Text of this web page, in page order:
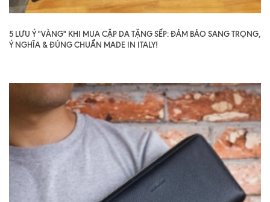
5 LƯU Ý "VÀNG" KHI MUA CẶP DA TẶNG SẾP: ĐẢM BẢO SANG TRỌNG,
Ý NGHĨA & ĐÚNG CHUẨN MADE IN ITALY!